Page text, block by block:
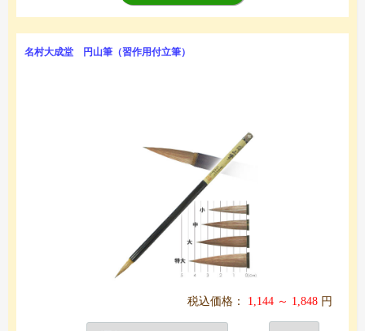
名村大成堂 円山筆（習作用付立筆）
税込価格： 1,144 ～ 1,848 円